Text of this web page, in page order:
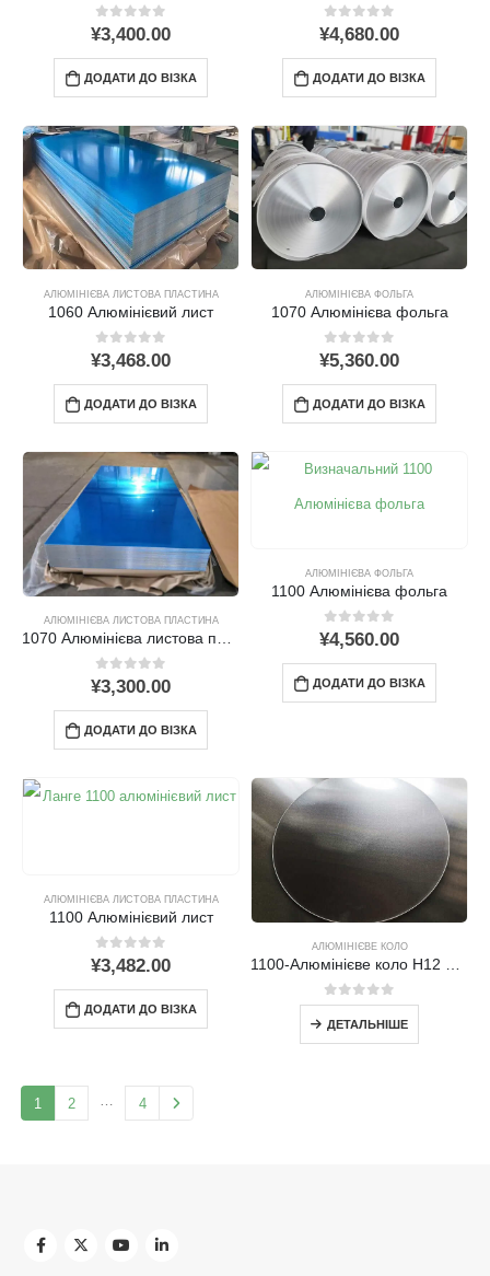
0поза 5
¥3,400.00
ДОДАТИ ДО ВІЗКА
0поза 5
¥4,680.00
ДОДАТИ ДО ВІЗКА
АЛЮМІНІЄВА ЛИСТОВА ПЛАСТИНА
1060 Алюмінієвий лист
0поза 5
¥3,468.00
ДОДАТИ ДО ВІЗКА
АЛЮМІНІЄВА ФОЛЬГА
1070 Алюмінієва фольга
0поза 5
¥5,360.00
ДОДАТИ ДО ВІЗКА
АЛЮМІНІЄВА ЛИСТОВА ПЛАСТИНА
1070 Алюмінієва листова пластина
0поза 5
¥3,300.00
ДОДАТИ ДО ВІЗКА
АЛЮМІНІЄВА ФОЛЬГА
1100 Алюмінієва фольга
0поза 5
¥4,560.00
ДОДАТИ ДО ВІЗКА
АЛЮМІНІЄВА ЛИСТОВА ПЛАСТИНА
1100 Алюмінієвий лист
0поза 5
¥3,482.00
ДОДАТИ ДО ВІЗКА
АЛЮМІНІЄВЕ КОЛО
1100-Алюмінієве коло H12 – висока чистота & Відмінна формуваність
0поза 5
ДЕТАЛЬНІШЕ
1 2 4